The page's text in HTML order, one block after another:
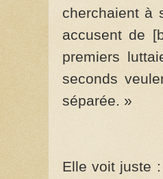
cherchaient à
accusent de
premiers
seconds
séparée. »
Elle voit juste